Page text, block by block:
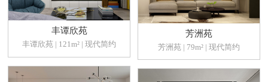
丰谭欣苑
丰谭欣苑 | 121m² | 现代简约
芳洲苑
芳洲苑 | 79m² | 现代简约